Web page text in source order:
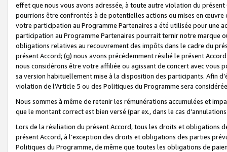
effet que nous vous avons adressée, à toute autre violation du
pourrions être confrontés à de potentielles actions ou mises en
votre participation au Programme Partenaires a été utilisée pour une
participation au Programme Partenaires pourrait ternir notre marque
obligations relatives au recouvrement des impôts dans le cadre du
présent Accord; (g) nous avons précédemment résilié le présent
nous considérons être votre affiliée ou agissant de concert avec vous
sa version habituellement mise à la disposition des participants. Afin
violation de l’Article 5 ou des Politiques du Programme sera
Nous sommes à même de retenir les rémunérations accumulées et
que le montant correct est bien versé (par ex., dans le cas
Lors de la résiliation du présent Accord, tous les droits et obligations
présent Accord, à l’exception des droits et obligations des parties
Politiques du Programme, de même que toutes les obligations de